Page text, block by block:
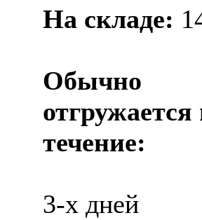
На складе:
Обычно
отгружается
течение:
3-х дней